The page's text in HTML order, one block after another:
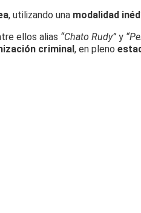
, utilizando una modalidad
ellos alias “Chato Rudy” y
criminal, en pleno